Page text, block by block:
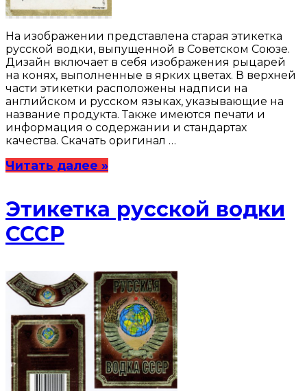
На изображении представлена старая этикетка
русской водки, выпущенной в Советском Союзе.
Дизайн включает в себя изображения рыцарей
на конях, выполненные в ярких цветах. В верхней
части этикетки расположены надписи на
английском и русском языках, указывающие на
название продукта. Также имеются печати и
информация о содержании и стандартах
качества. Скачать оригинал …
Читать далее »
Этикетка русской водки
СССР